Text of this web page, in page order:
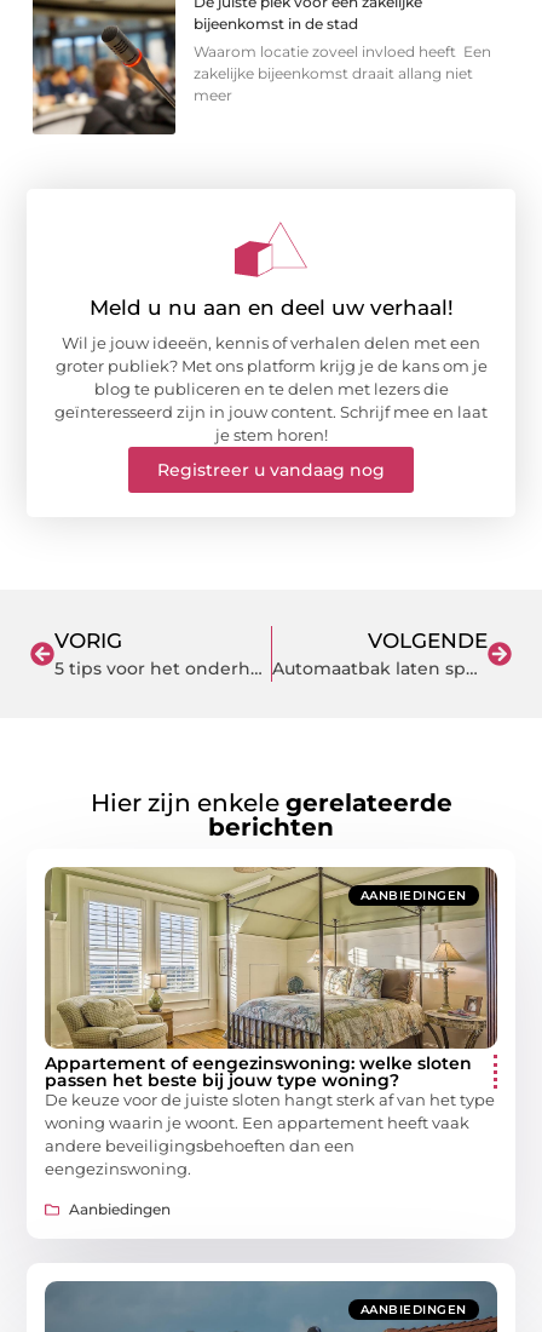
bijeenkomst in de stad
Waarom locatie zoveel invloed heeft Een
zakelijke bijeenkomst draait allang niet
meer
Meld u nu aan en deel uw verhaal!
Wil je jouw ideeën, kennis of verhalen delen met een
groter publiek? Met ons platform krijg je de kans om je
blog te publiceren en te delen met lezers die
geïnteresseerd zijn in jouw content. Schrijf mee en laat
je stem horen!
Registreer u vandaag nog
VORIG
5 tips voor het onderhouden van jouw boot
VOLGENDE
Automaatbak laten spoelen door flushed?
Hier zijn enkele gerelateerde
berichten
AANBIEDINGEN
Appartement of eengezinswoning: welke sloten
passen het beste bij jouw type woning?
De keuze voor de juiste sloten hangt sterk af van het type
woning waarin je woont. Een appartement heeft vaak
andere beveiligingsbehoeften dan een
eengezinswoning.
Aanbiedingen
AANBIEDINGEN